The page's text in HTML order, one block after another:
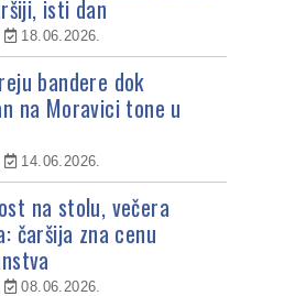
isti dan
18.06.2026.
bandere dok
na Moravici tone u
14.06.2026.
na stolu, večera
čaršija zna cenu
08.06.2026.